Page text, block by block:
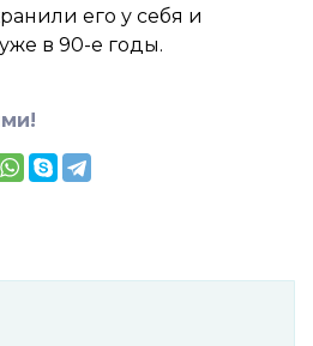
его у себя и
в 90-е годы.